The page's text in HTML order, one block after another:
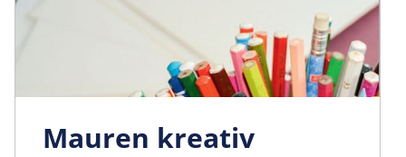
Mauren kreativ